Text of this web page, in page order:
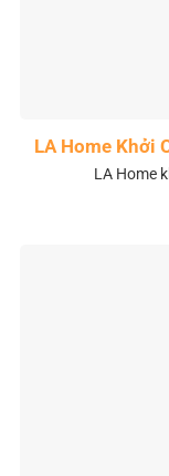
LA Home Khởi
LA Home